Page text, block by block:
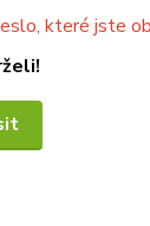
které jste